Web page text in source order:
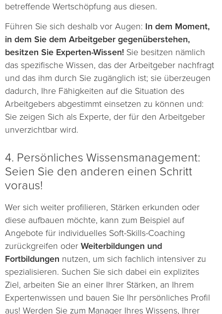
betreffende Wertschöpfung aus diesen.
Führen Sie sich deshalb vor Augen: In dem Moment,
in dem Sie dem Arbeitgeber gegenüberstehen,
besitzen Sie Experten-Wissen! Sie besitzen nämlich
das spezifische Wissen, das der Arbeitgeber nachfragt
und das ihm durch Sie zugänglich ist; sie überzeugen
dadurch, Ihre Fähigkeiten auf die Situation des
Arbeitgebers abgestimmt einsetzen zu können und:
Sie zeigen Sich als Experte, der für den Arbeitgeber
unverzichtbar wird.
4. Persönliches Wissensmanagement:
Seien Sie den anderen einen Schritt
voraus!
Wer sich weiter profilieren, Stärken erkunden oder
diese aufbauen möchte, kann zum Beispiel auf
Angebote für individuelles Soft-Skills-Coaching
zurückgreifen oder Weiterbildungen und
Fortbildungen nutzen, um sich fachlich intensiver zu
spezialisieren. Suchen Sie sich dabei ein explizites
Ziel, arbeiten Sie an einer Ihrer Stärken, an Ihrem
Expertenwissen und bauen Sie Ihr persönliches Profil
aus! Werden Sie zum Manager Ihres Wissens, Ihrer